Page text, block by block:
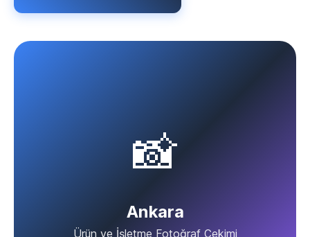
📸
Ankara
Ürün ve İşletme Fotoğraf Çekimi